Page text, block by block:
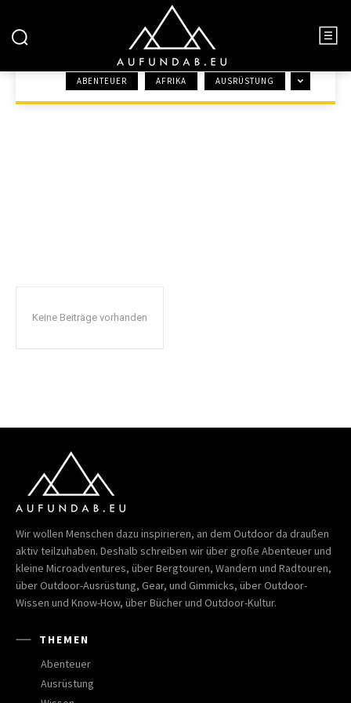
ALLGEMEIN
ABENTEUER AFRIKA AUSRÜSTUNG
Keine Beiträge vorhanden
Wir wollen Menschen dazu inspirieren, an dem Outdoor da draußen
aktiv teilzuhaben. Deshalb schreiben wir über große Abenteuer und
kleine Microadventures, über Bergtouren, Wandern und Radtouren,
über Outdoor-Ausrüstung, Gear, und Gimmicks, über Outdoor-
Wissen und Know-How, über Bücher und Outdoor-Kultur.
THEMEN
Abenteuer
Ausrüstung